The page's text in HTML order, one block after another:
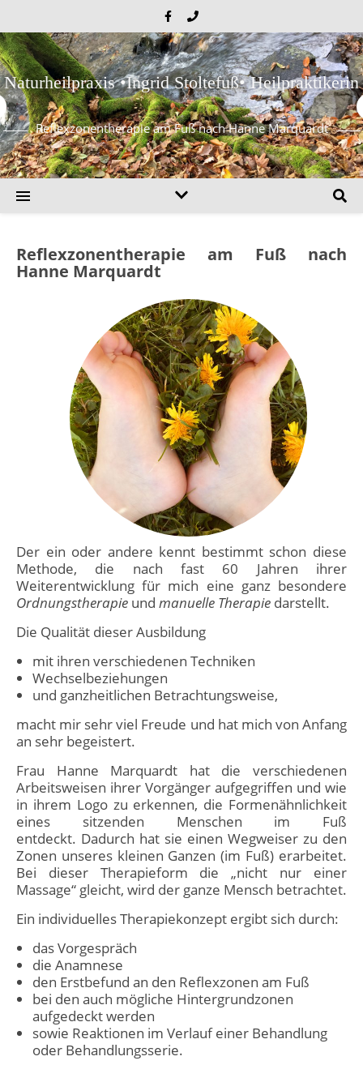
Naturheilpraxis •Ingrid Stoltefuß• Heilpraktikerin
Reflexzonentherapie am Fuß nach Hanne Marquardt
Reflexzonentherapie am Fuß nach
Hanne Marquardt
Der ein oder andere kennt bestimmt schon diese
Methode, die nach fast 60 Jahren ihrer
Weiterentwicklung für mich eine ganz besondere
Ordnungstherapie und manuelle Therapie darstellt.
Die Qualität dieser Ausbildung
mit ihren verschiedenen Techniken
Wechselbeziehungen
und ganzheitlichen Betrachtungsweise,
macht mir sehr viel Freude und hat mich von Anfang
an sehr begeistert.
Frau Hanne Marquardt hat die verschiedenen
Arbeitsweisen ihrer Vorgänger aufgegriffen und wie
in ihrem Logo zu erkennen, die Formenähnlichkeit
eines sitzenden Menschen im Fuß
entdeckt. Dadurch hat sie einen Wegweiser zu den
Zonen unseres kleinen Ganzen (im Fuß) erarbeitet.
Bei dieser Therapieform die „nicht nur einer
Massage“ gleicht, wird der ganze Mensch betrachtet.
Ein individuelles Therapiekonzept ergibt sich durch:
das Vorgespräch
die Anamnese
den Erstbefund an den Reflexzonen am Fuß
bei den auch mögliche Hintergrundzonen
aufgedeckt werden
sowie Reaktionen im Verlauf einer Behandlung
oder Behandlungsserie.